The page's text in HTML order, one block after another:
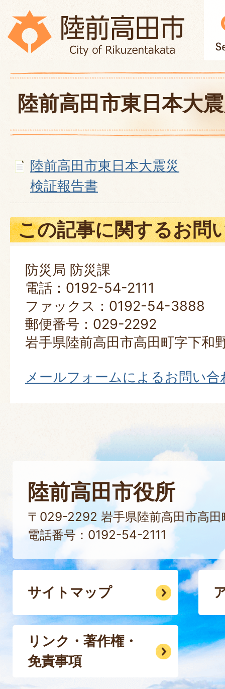
陸前高田市東日本大
陸前高田市東日本大震災
検証報告書
この記事に関するお問
防災局 防災課
電話：0192-54-2111
ファックス：0192-54-3888
郵便番号：029-2292
岩手県陸前高田市高田町字下和
メールフォームによるお問い合
陸前高田市役所
〒029-2292 岩手県陸前高田市高田
電話番号：0192-54-2111
サイトマップ
リンク・著作権・
免責事項